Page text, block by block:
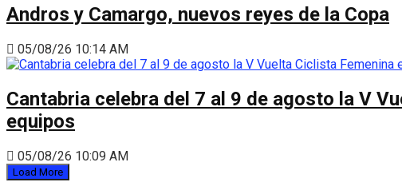
Andros y Camargo, nuevos reyes de la Copa
05/08/26 10:14 AM
Cantabria celebra del 7 al 9 de agosto la V
equipos
05/08/26 10:09 AM
Load More